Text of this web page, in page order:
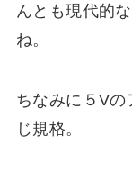
んとも現代的
ね。
ちなみに５Vの
じ規格。